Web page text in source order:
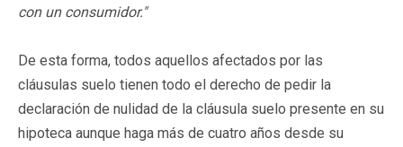
con un consumidor."
De esta forma, todos aquellos afectados por las
cláusulas suelo tienen todo el derecho de pedir la
declaración de nulidad de la cláusula suelo presente en su
hipoteca aunque haga más de cuatro años desde su